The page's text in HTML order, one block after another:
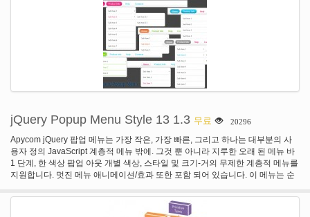
jQuery Popup Menu Style 13 1.3 무료 20296
Apycom jQuery 팝업 메뉴는 가장 작은, 가장 빠른, 그리고 하나는 대부분의 사
용자 정의 JavaScript 계층적 메뉴 밖에. 그것 뿐 아니라 지루한 오래 된 메뉴 바
1 단계, 한 색상 팝업 아웃 개별 색상, 스타일 및 크기-거의 무제한 계층적 메뉴를
지원합니다. 멋진 메뉴 애니메이션/효과 또한 포함 되어 있습니다. 이 메뉴는 순
고 있다.